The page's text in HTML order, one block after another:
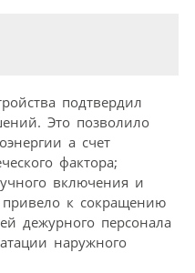
подтвердил
Это позволило
а счет
фактора;
включения и
к сокращению
дежурного персонала
наружного